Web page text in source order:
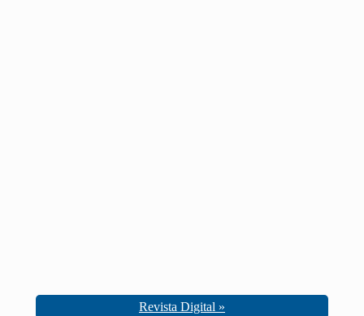
Revista Digital »